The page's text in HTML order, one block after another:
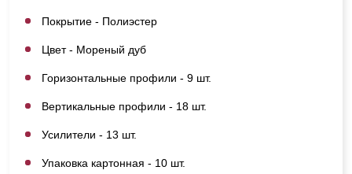
Покрытие - Полиэстер
Цвет - Мореный дуб
Горизонтальные профили - 9 шт.
Вертикальные профили - 18 шт.
Усилители - 13 шт.
Упаковка картонная - 10 шт.